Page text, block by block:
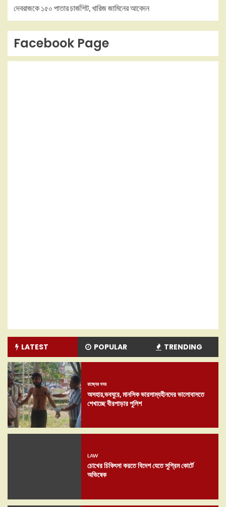
দেবরাজকে ১৫০ পাতার চার্জশিট, খারিজ জামিনের আবেদন
Facebook Page
LATEST POPULAR TRENDING
রাজ্যের খবর
অসহায়,ভবঘুরে, মানসিক ভারসাম্যহীনদের ভালোবাসতে
শেখাচ্ছে বীরপাড়ার পুলিশ
LAW
চোখের চিকিৎসা করতে বিদেশ যেতে সুপ্রিম কোর্টে
অভিষেক